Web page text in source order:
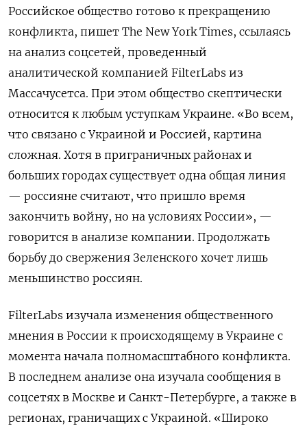
Российское общество готово к прекращению
конфликта, пишет The New York Times, ссылаясь
на анализ соцсетей, проведенный
аналитической компанией FilterLabs из
Массачусетса. При этом общество скептически
относится к любым уступкам Украине. «Во всем,
что связано с Украиной и Россией, картина
сложная. Хотя в приграничных районах и
больших городах существует одна общая линия
— россияне считают, что пришло время
закончить войну, но на условиях России», —
говорится в анализе компании. Продолжать
борьбу до свержения Зеленского хочет лишь
меньшинство россиян.
FilterLabs изучала изменения общественного
мнения в России к происходящему в Украине с
момента начала полномасштабного конфликта.
В последнем анализе она изучала сообщения в
соцсетях в Москве и Санкт-Петербурге, а также в
регионах, граничащих с Украиной. «Широко